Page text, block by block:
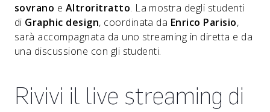
sovrano e Altroritratto. La mostra degli studenti
di Graphic design, coordinata da Enrico Parisio,
sarà accompagnata da uno streaming in diretta e da
una discussione con gli studenti.
Rivivi il live streaming di